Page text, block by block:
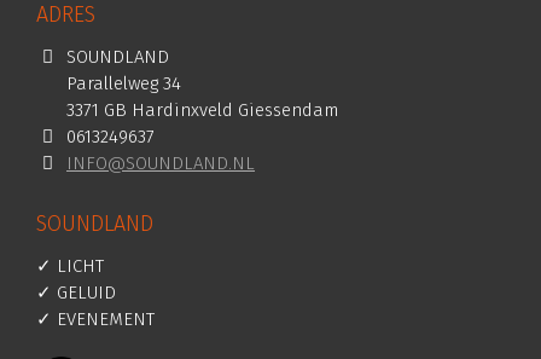
ADRES
SOUNDLAND
Parallelweg 34
3371 GB Hardinxveld Giessendam
0613249637
INFO@SOUNDLAND.NL
SOUNDLAND
✓ LICHT
✓ GELUID
✓ EVENEMENT